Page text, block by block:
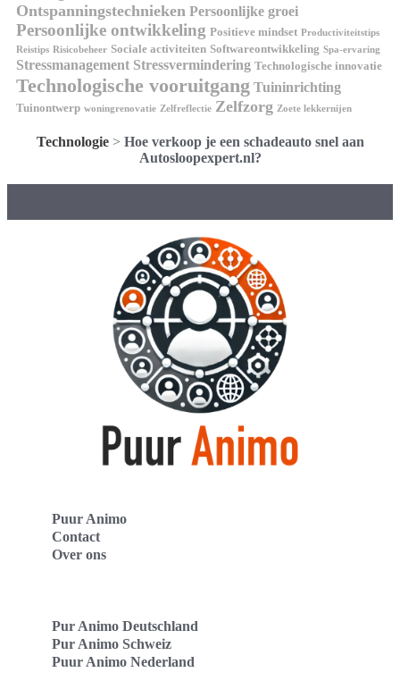
Ontspanningstechnieken Persoonlijke groei
Persoonlijke ontwikkeling Positieve mindset Productiviteitstips
Reistips Risicobeheer Sociale activiteiten Softwareontwikkeling Spa-ervaring
Stressmanagement Stressvermindering Technologische innovatie
Technologische vooruitgang Tuininrichting
Tuinontwerp woningrenovatie Zelfreflectie Zelfzorg Zoete lekkernijen
Technologie> Hoe verkoop je een schadeauto snel aan
Autosloopexpert.nl?
Puur Animo
Contact
Over ons
Pur Animo Deutschland
Pur Animo Schweiz
Puur Animo Nederland